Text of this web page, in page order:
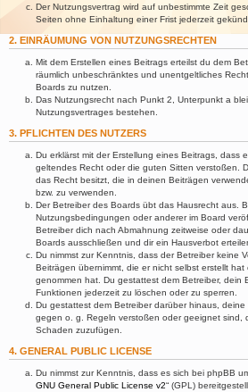
Der Nutzungsvertrag wird auf unbestimmte Zeit
Seiten ohne Einhaltung einer Frist jederzeit
2. EINRÄUMUNG VON NUTZUNGSRECHTEN
Mit dem Erstellen eines Beitrags erteilst du dem
räumlich unbeschränktes und unentgeltliches
Boards zu nutzen.
Das Nutzungsrecht nach Punkt 2, Unterpunkt a
Nutzungsvertrages bestehen.
3. PFLICHTEN DES NUTZERS
Du erklärst mit der Erstellung eines Beitrags, dass
geltendes Recht oder die guten Sitten verstoßen.
das Recht besitzt, die in deinen Beiträgen
bzw. zu verwenden.
Der Betreiber des Boards übt das Hausrecht aus.
Nutzungsbedingungen oder anderer im Board
Betreiber dich nach Abmahnung zeitweise oder
Boards ausschließen und dir ein Hausverbot
Du nimmst zur Kenntnis, dass der Betreiber keine
Beiträgen übernimmt, die er nicht selbst erstellt
genommen hat. Du gestattest dem Betreiber, dein
Funktionen jederzeit zu löschen oder zu sperren.
Du gestattest dem Betreiber darüber hinaus,
gegen o. g. Regeln verstoßen oder geeignet sind,
Schaden zuzufügen.
4. GENERAL PUBLIC LICENSE
Du nimmst zur Kenntnis, dass es sich bei phpBB
GNU General Public License v2“ (GPL)